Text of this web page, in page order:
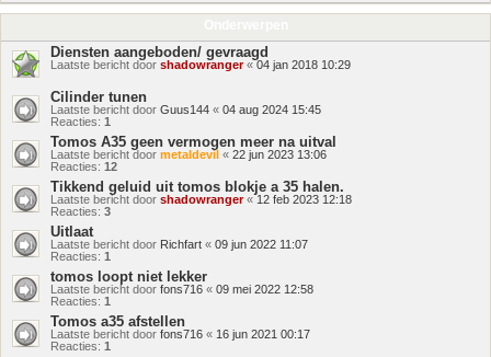
Diensten aangeboden/ gevraagd
Laatste bericht door shadowranger«04 jan 2018 10:29
Cilinder tunen
Laatste bericht door Guus144 « 04 aug 2024 15:45
Reacties: 1
Tomos A35 geen vermogen meer na uitval
Laatste bericht door metaldevil « 22 jun 2023 13:06
Reacties: 12
Tikkend geluid uit tomos blokje a 35 halen.
Laatste bericht door shadowranger«12 feb 2023 12:18
Reacties: 3
Uitlaat
Laatste bericht door Richfart « 09 jun 2022 11:07
Reacties: 1
tomos loopt niet lekker
Laatste bericht door fons716 « 09 mei 2022 12:58
Reacties: 1
Tomos a35 afstellen
Laatste bericht door fons716 « 16 jun 2021 00:17
Reacties: 1